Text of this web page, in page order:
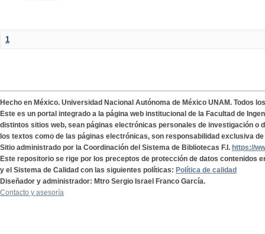
1
Hecho en México. Universidad Nacional Autónoma de México UNAM. Todos
Este es un portal integrado a la página web institucional de la Facultad de
distintos sitios web, sean páginas electrónicas personales de investigación o
los textos como de las páginas electrónicas, son responsabilidad exclusiva
Sitio administrado por la Coordinación del Sistema de Bibliotecas F.I. https://
Este repositorio se rige por los preceptos de protección de datos contenidos
y el Sistema de Calidad con las siguientes políticas: Política de calidad
Diseñador y administrador: Mtro Sergio Israel Franco García.
Contacto y asesoría